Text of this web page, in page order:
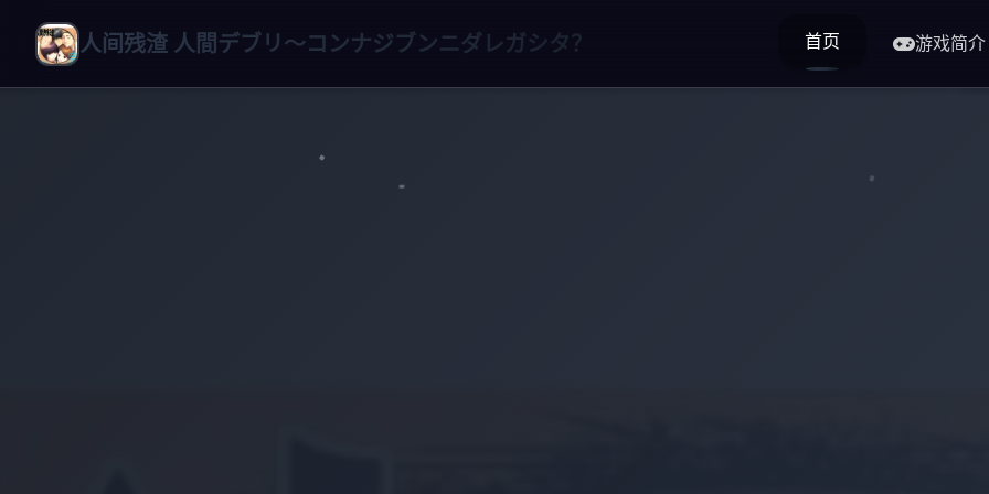
人间残渣 人間デブリ～コンナジブンニダレガシタ？ 首页 游戏简介